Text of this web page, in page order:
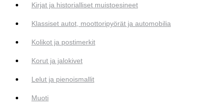
Kirjat ja historialliset muistoesineet
Klassiset autot, moottoripyörät ja automobilia
Kolikot ja postimerkit
Korut ja jalokivet
Lelut ja pienoismallit
Muoti